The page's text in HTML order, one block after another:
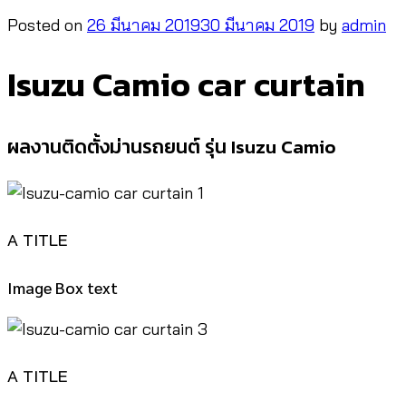
Posted on 26 มีนาคม 201930 มีนาคม 2019 by admin
Isuzu Camio car curtain
ผลงานติดตั้งม่านรถยนต์ รุ่น Isuzu Camio
A TITLE
Image Box text
A TITLE